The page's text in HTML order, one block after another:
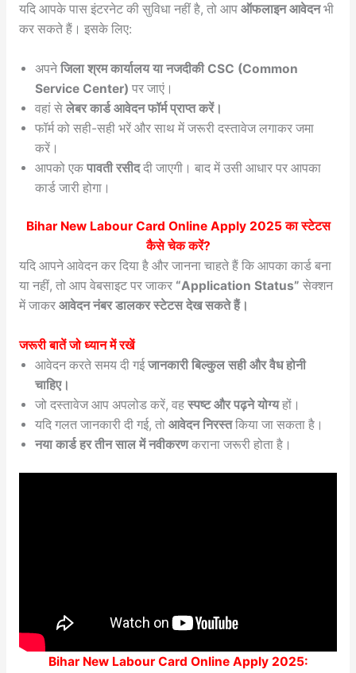
यदि आपके पास इंटरनेट की सुविधा नहीं है, तो आप ऑफलाइन आवेदनभी
कर सकते हैं। इसके लिए:
अपनेजिला श्रम कार्यालय या नजदीकी CSC (Common
Service Center) पर जाएं।
वहां से लेबर कार्ड आवेदन फॉर्म प्राप्त करें।
फॉर्म को सही-सही भरें और साथ में जरूरी दस्तावेज लगाकर जमा
करें।
आपको एक पावती रसीददी जाएगी। बाद में उसी आधार पर आपका
कार्ड जारी होगा।
Bihar New Labour Card Online Apply 2025का स्टेटस
कैसे चेक करें?
यदि आपने आवेदन कर दिया है और जानना चाहते हैं कि आपका कार्ड बना
या नहीं, तो आप वेबसाइट पर जाकर “Application Status” सेक्शन
में जाकर आवेदन नंबर डालकर स्टेटस देख सकते हैं।
जरूरी बातें जो ध्यान में रखें
आवेदन करते समय दी गईजानकारी बिल्कुल सही और वैध होनी
चाहिए।
जो दस्तावेज आप अपलोड करें, वह स्पष्ट और पढ़ने योग्यहों।
यदि गलत जानकारी दी गई, तो आवेदन निरस्तकिया जा सकता है।
नया कार्ड हर तीन साल में नवीकरणकराना जरूरी होता है।
Bihar New Labour Card Online Apply 2025: